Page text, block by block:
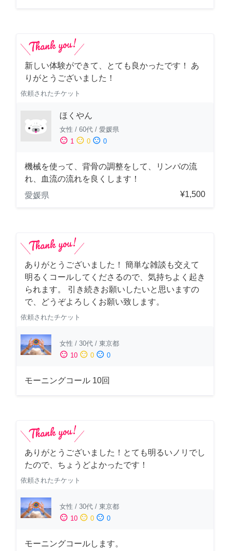
新しい体験ができて、とても良かったです！ あ
りがとうございました！
依頼されたチケット
ほくやん
女性 / 60代 / 愛媛県
sentiment_satisfied 1 sentiment_neutral 0 sentiment_dissatisfied 0
機械を使って、背骨の調整をして、リンパの流
れ、血流の流れを良くします！
愛媛県
¥1,500
ありがとうございました！ 簡単な雑談も交えて
明るくコールしてくださるので、気持ちよく起き
られます。 引き続きお願いしたいと思いますの
で、どうぞよろしくお願い致します。
依頼されたチケット
女性 / 30代 / 東京都
sentiment_satisfied 10 sentiment_neutral 0 sentiment_dissatisfied 0
モーニングコール 10回
ありがとうございました！とても明るいノリでし
たので、ちょうどよかったです！
依頼されたチケット
女性 / 30代 / 東京都
sentiment_satisfied 10 sentiment_neutral 0 sentiment_dissatisfied 0
モーニングコールします。